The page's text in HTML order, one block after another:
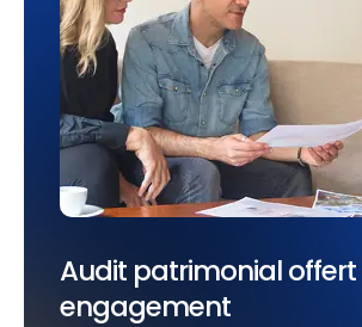
Audit patrimonial offert
engagement